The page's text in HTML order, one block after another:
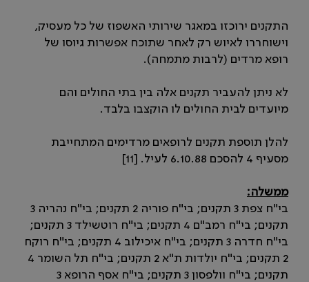
התקנים ירוכזו במאגר שירותי האשפוז של כל מעסיק,
וישוחררו לאיוש רק לאחר שתוכח אפשרות גיוסו של
רופא מרדים (לרבות מתמחה).
לא ניתן להעביר תקנים אלה בין בתי החולים והם
מיועדים לבית החולים לו הוקצבו בלבד.
להלן תוספת תקנים לרופאים מרדימים המתחייבת
מסעיף 4 להסכם 6.10.88 לעיל. [11]
ממשלה:
בי"ח צפת 3 תקנים; בי"ח פוריה 2 תקנים; בי"ח נהריה 3
תקנים; בי"ח רמב"ם 4 תקנים; בי"ח רוטשילד 3 תקנים;
בי"ח חדרה 3 תקנים; בי"ח איכילוב 4 תקנים; בי"ח רוקח
2 תקנים; בי"ח יולדות ת"א 2 תקנים; בי"ח תל השומר 4
תקנים; בי"ח וולפסון 3 תקנים; בי"ח אסף הרופא 3